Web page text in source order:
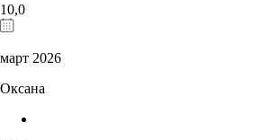
10,0
март 2026
Оксана